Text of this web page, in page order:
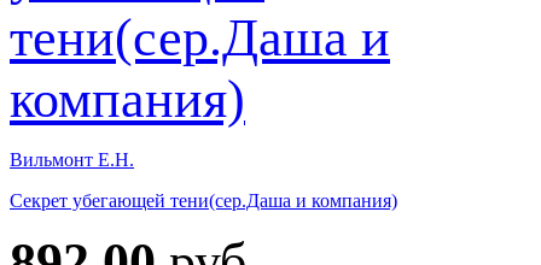
Вильмонт Е.Н.
Секрет убегающей тени(сер.Даша и компания)